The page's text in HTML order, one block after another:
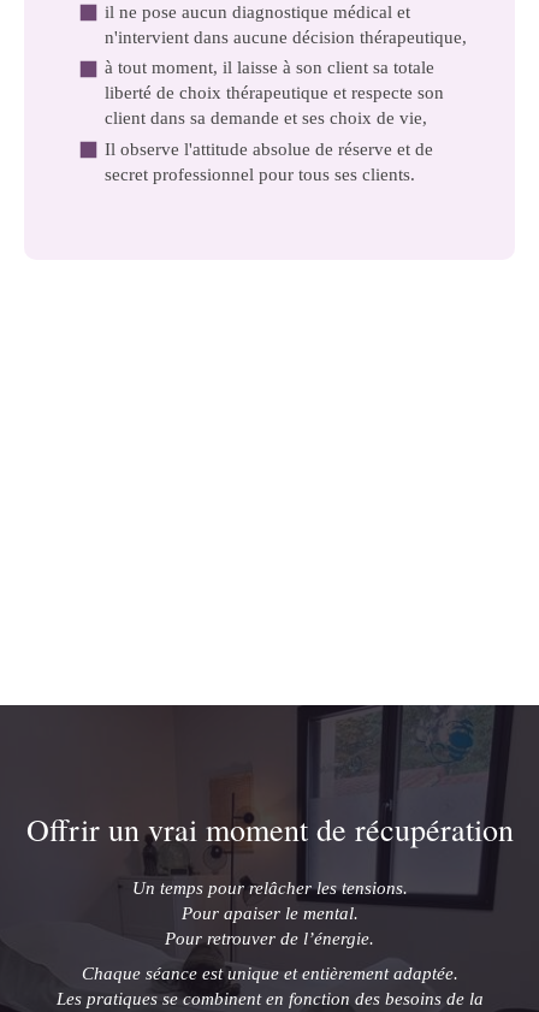
il ne pose aucun diagnostique médical et
n'intervient dans aucune décision thérapeutique,
à tout moment, il laisse à son client sa totale
liberté de choix thérapeutique et respecte son
client dans sa demande et ses choix de vie,
Il observe l'attitude absolue de réserve et de
secret professionnel pour tous ses clients.
Offrir un vrai moment de récupération
Un temps pour relâcher les tensions.
Pour apaiser le mental.
Pour retrouver de l’énergie.
Chaque séance est unique et entièrement adaptée.
Les pratiques se combinent en fonction des besoins de la